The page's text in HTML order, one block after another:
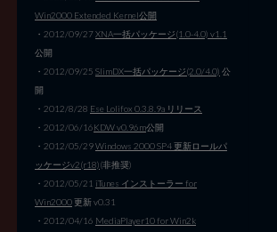
Win2000 Extended Kernel公開
・2012/09/27XNA一括パッケージ(1.0-4.0) v1.1
公開
・2012/09/25 SlimDX一括パッケージ(2.0/4.0) 公
開
・2012/8/28 Ese Lolifox 0.3.8.9a リリース
・2012/06/16KDW v0.96m公開
・2012/05/29Windows 2000 SP4 更新ロールパ
ッケージv2(r18)(非推奨)
・2012/05/21 iTunes インストーラー for
Win2000更新 v0.31
・2012/04/16 MediaPlayer10 for Win2k